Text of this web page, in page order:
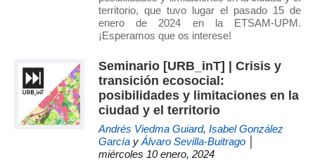
territorio, que tuvo lugar el pasado 15 de
enero de 2024 en la ETSAM-UPM.
¡Esperamos que os interese!
Seminario [URB_inT] | Crisis y
transición ecosocial:
posibilidades y limitaciones en la
ciudad y el territorio
Andrés Viedma Guiard, Isabel González
García y Álvaro Sevilla-Buitrago
miércoles 10 enero, 2024